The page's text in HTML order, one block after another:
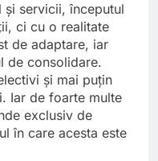
și servicii, începutul
ci cu o realitate
de adaptare, iar
de consolidare.
și mai puțin
Iar de foarte multe
exclusiv de
în care acesta este